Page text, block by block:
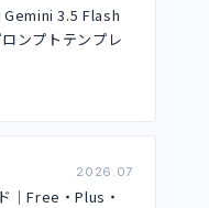
3.5 Flash
ンプトテンプレ
2026.07
｜Free・Plus・